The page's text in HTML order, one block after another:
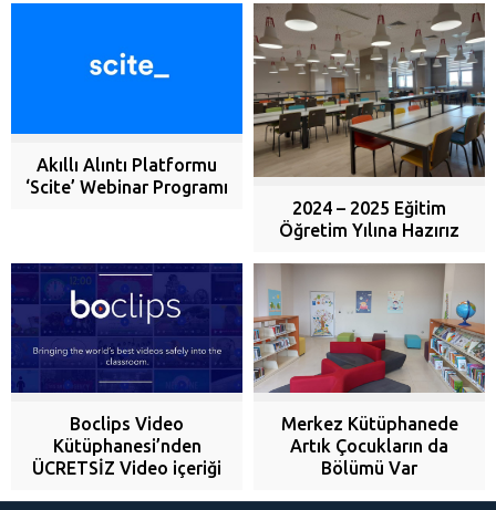
Akıllı Alıntı Platformu
‘Scite’ Webinar Programı
2024 – 2025 Eğitim
Öğretim Yılına Hazırız
Boclips Video
Kütüphanesi’nden
ÜCRETSİZ Video içeriği
Merkez Kütüphanede
Artık Çocukların da
Bölümü Var